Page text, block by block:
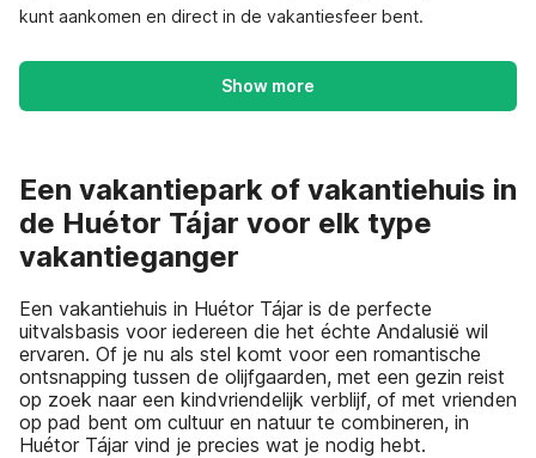
kunt aankomen en direct in de vakantiesfeer bent.
Show more
Een vakantiepark of vakantiehuis in
de Huétor Tájar voor elk type
vakantieganger
Een vakantiehuis in Huétor Tájar is de perfecte
uitvalsbasis voor iedereen die het échte Andalusië wil
ervaren. Of je nu als stel komt voor een romantische
ontsnapping tussen de olijfgaarden, met een gezin reist
op zoek naar een kindvriendelijk verblijf, of met vrienden
op pad bent om cultuur en natuur te combineren, in
Huétor Tájar vind je precies wat je nodig hebt.